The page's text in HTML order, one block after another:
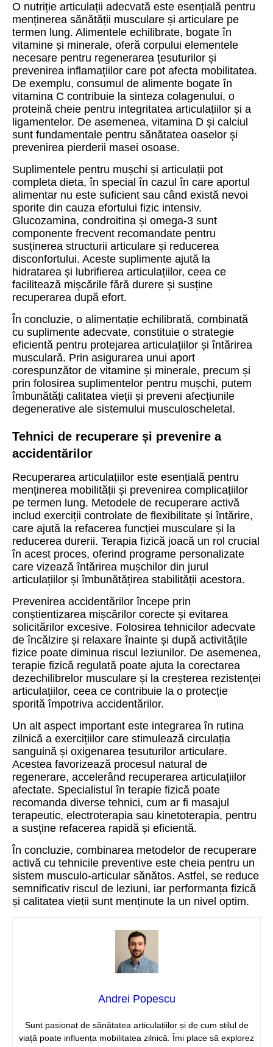
O nutriție articulații adecvată este esențială pentru
menținerea sănătății musculare și articulare pe
termen lung. Alimentele echilibrate, bogate în
vitamine și minerale, oferă corpului elementele
necesare pentru regenerarea țesuturilor și
prevenirea inflamațiilor care pot afecta mobilitatea.
De exemplu, consumul de alimente bogate în
vitamina C contribuie la sinteza colagenului, o
proteină cheie pentru integritatea articulațiilor și a
ligamentelor. De asemenea, vitamina D și calciul
sunt fundamentale pentru sănătatea oaselor și
prevenirea pierderii masei osoase.
Suplimentele pentru mușchi și articulații pot
completa dieta, în special în cazul în care aportul
alimentar nu este suficient sau când există nevoi
sporite din cauza efortului fizic intensiv.
Glucozamina, condroitina și omega-3 sunt
componente frecvent recomandate pentru
susținerea structurii articulare și reducerea
disconfortului. Aceste suplimente ajută la
hidratarea și lubrifierea articulațiilor, ceea ce
facilitează mișcările fără durere și susține
recuperarea după efort.
În concluzie, o alimentație echilibrată, combinată
cu suplimente adecvate, constituie o strategie
eficientă pentru protejarea articulațiilor și întărirea
musculară. Prin asigurarea unui aport
corespunzător de vitamine și minerale, precum și
prin folosirea suplimentelor pentru mușchi, putem
îmbunătăți calitatea vieții și preveni afecțiunile
degenerative ale sistemului musculoscheletal.
Tehnici de recuperare și prevenire a
accidentărilor
Recuperarea articulațiilor este esențială pentru
menținerea mobilității și prevenirea complicațiilor
pe termen lung. Metodele de recuperare activă
includ exerciții controlate de flexibilitate și întărire,
care ajută la refacerea funcției musculare și la
reducerea durerii. Terapia fizică joacă un rol crucial
în acest proces, oferind programe personalizate
care vizează întărirea mușchilor din jurul
articulațiilor și îmbunătățirea stabilității acestora.
Prevenirea accidentărilor începe prin
conștientizarea mișcărilor corecte și evitarea
solicitărilor excesive. Folosirea tehnicilor adecvate
de încălzire și relaxare înainte și după activitățile
fizice poate diminua riscul leziunilor. De asemenea,
terapie fizică regulată poate ajuta la corectarea
dezechilibrelor musculare și la creșterea rezistenței
articulațiilor, ceea ce contribuie la o protecție
sporită împotriva accidentărilor.
Un alt aspect important este integrarea în rutina
zilnică a exercițiilor care stimulează circulația
sanguină și oxigenarea țesuturilor articulare.
Acestea favorizează procesul natural de
regenerare, accelerând recuperarea articulațiilor
afectate. Specialistul în terapie fizică poate
recomanda diverse tehnici, cum ar fi masajul
terapeutic, electroterapia sau kinetoterapia, pentru
a susține refacerea rapidă și eficientă.
În concluzie, combinarea metodelor de recuperare
activă cu tehnicile preventive este cheia pentru un
sistem musculo-articular sănătos. Astfel, se reduce
semnificativ riscul de leziuni, iar performanța fizică
și calitatea vieții sunt menținute la un nivel optim.
Andrei Popescu
Sunt pasionat de sănătatea articulațiilor și de cum stilul de
viață poate influența mobilitatea zilnică. Îmi place să explorez